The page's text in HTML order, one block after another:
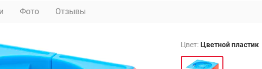
Фото Отзывы
Цвет: Цветной пластик